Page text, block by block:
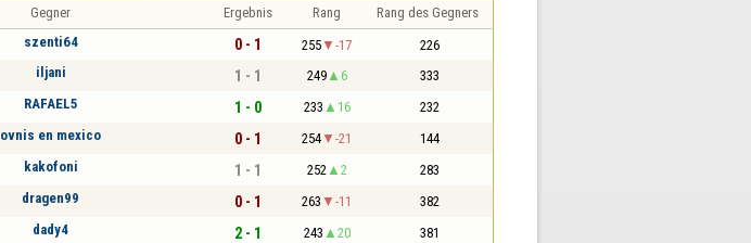
Gegner Ergebnis Rang Rang des Gegners
szenti64 0 - 1 255 -17 226
iljani 1 - 1 249 6 333
RAFAEL5 1 - 0 233 16 232
ovnis en mexico 0 - 1 254 -21 144
kakofoni 1 - 1 252 2 283
dragen99 0 - 1 263 -11 382
dady4 2 - 1 243 20 381